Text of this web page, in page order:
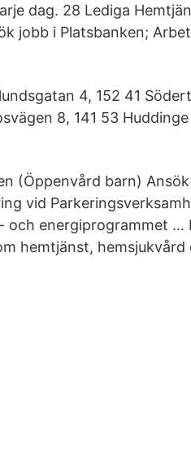
dag. 28 Lediga
jobb i Platsbanken;
4, 152 41
8, 141 53 Huddinge
(Öppenvård barn)
vid
och energiprogrammet …
hemtjänst, hemsjukvård